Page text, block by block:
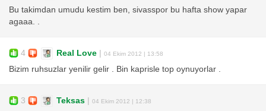
Bu takimdan umudu kestim ben, sivasspor bu hafta show yapar
agaaa. .
4 Real Love | 04 Ekim 2012 | 13:58
Bizim ruhsuzlar yenilir gelir . Bin kaprisle top oynuyorlar .
3 Teksas | 04 Ekim 2012 | 12:38